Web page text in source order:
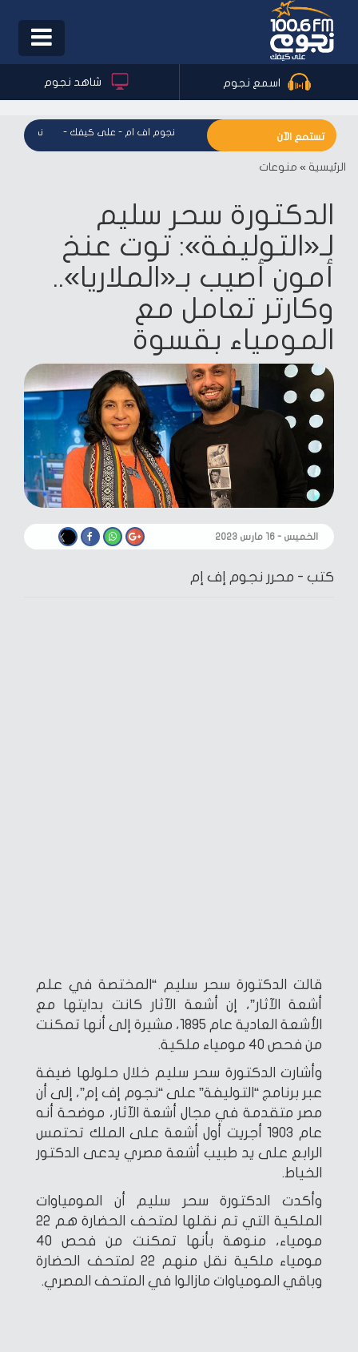
Toggle
اسمع نجوم شاهد نجوم
تستمع الآن - نجوم اف ام - على كيفك -نجوم اف ام - على كيفك نجوم اف
الرئيسية » منوعات
الدكتورة سحر سليم
لـ«التوليفة»: توت عنخ
أمون أصيب بـ«الملاريا»..
وكارتر تعامل مع
المومياء بقسوة
الخميس - ١٦ مارس ٢٠٢٣
كتب - محرر نجوم إف إم
قالت الدكتورة سحر سليم “المختصة في علم
أشعة الآثار”، إن أشعة الآثار كانت بدايتها مع
الأشعة العادية عام 1895، مشيرة إلى أنها تمكنت
من فحص 40 مومياء ملكية.
وأشارت الدكتورة سحر سليم خلال حلولها ضيفة
عبر برنامج “التوليفة” على “نجوم إف إم”، إلى أن
مصر متقدمة في مجال أشعة الآثار، موضحة أنه
عام 1903 أجريت أول أشعة على الملك تحتمس
الرابع على يد طبيب أشعة مصري يدعى الدكتور
الخياط.
وأكدت الدكتورة سحر سليم أن المومياوات
الملكية التي تم نقلها لمتحف الحضارة هم 22
مومياء، منوهة بأنها تمكنت من فحص 40
مومياء ملكية نقل منهم 22 لمتحف الحضارة
وباقي المومياوات مازالوا في المتحف المصري.